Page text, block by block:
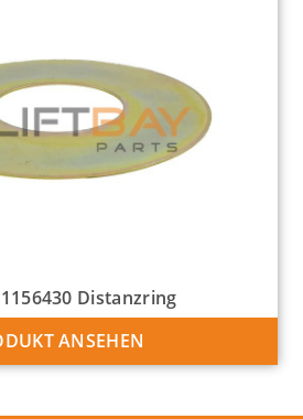
Distanzring
ANSEHEN